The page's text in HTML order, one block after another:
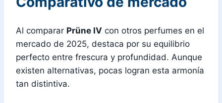
Al comparar Prüne IV con otros perfumes en el
mercado de 2025, destaca por su equilibrio
perfecto entre frescura y profundidad. Aunque
existen alternativas, pocas logran esta armonía
tan distintiva.